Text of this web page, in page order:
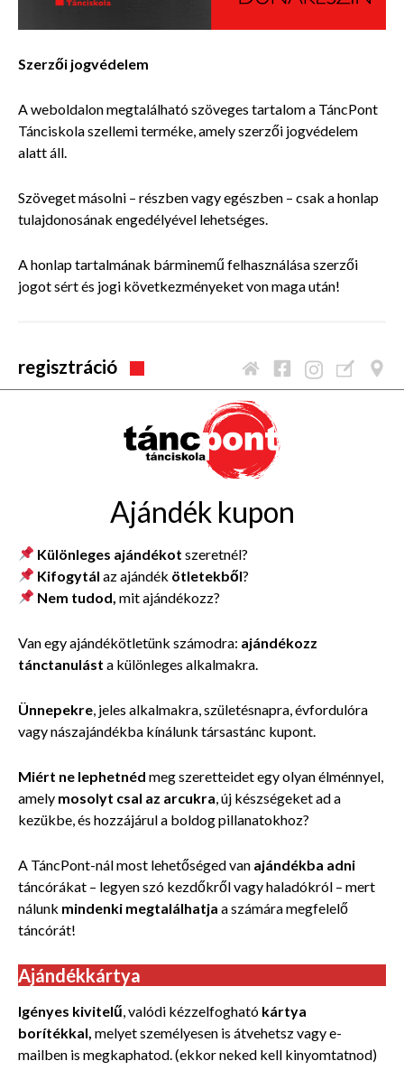
Szerzői jogvédelem
A weboldalon megtalálható szöveges tartalom a TáncPont
Tánciskola szellemi terméke, amely szerzői jogvédelem
alatt áll.
Szöveget másolni – részben vagy egészben – csak a honlap
tulajdonosának engedélyével lehetséges.
A honlap tartalmának bárminemű felhasználása szerzői
jogot sért és jogi következményeket von maga után!
regisztráció
Ajándék kupon
Különleges ajándékot szeretnél?
Kifogytálaz ajándék ötletekből?
Nem tudod,mit ajándékozz?
Van egy ajándékötletünk számodra: ajándékozz
tánctanulást a különleges alkalmakra.
Ünnepekre , jeles alkalmakra, születésnapra, évfordulóra
vagy nászajándékba kínálunk társastánc kupont.
Miért ne lephetnéd meg szeretteidet egy olyan élménnyel,
amely mosolyt csal az arcukra , új készségeket ad a
kezükbe, és hozzájárul a boldog pillanatokhoz?
A TáncPont-nál most lehetőséged van ajándékba adni
táncórákat – legyen szó kezdőkről vagy haladókról – mert
nálunk mindenki megtalálhatja a számára megfelelő
táncórát!
Ajándékkártya
Igényes kivitelű , valódi kézzelfogható kártya
borítékkal, melyet személyesen is átvehetsz vagy e-
mailben is megkaphatod. (ekkor neked kell kinyomtatnod)